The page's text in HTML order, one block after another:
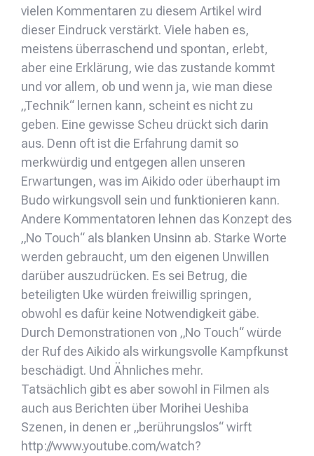
vielen Kommentaren zu diesem Artikel wird
dieser Eindruck verstärkt. Viele haben es,
meistens überraschend und spontan, erlebt,
aber eine Erklärung, wie das zustande kommt
und vor allem, ob und wenn ja, wie man diese
„Technik“ lernen kann, scheint es nicht zu
geben. Eine gewisse Scheu drückt sich darin
aus. Denn oft ist die Erfahrung damit so
merkwürdig und entgegen allen unseren
Erwartungen, was im Aikido oder überhaupt im
Budo wirkungsvoll sein und funktionieren kann.
Andere Kommentatoren lehnen das Konzept des
„No Touch“ als blanken Unsinn ab. Starke Worte
werden gebraucht, um den eigenen Unwillen
darüber auszudrücken. Es sei Betrug, die
beteiligten Uke würden freiwillig springen,
obwohl es dafür keine Notwendigkeit gäbe.
Durch Demonstrationen von „No Touch“ würde
der Ruf des Aikido als wirkungsvolle Kampfkunst
beschädigt. Und Ähnliches mehr.
Tatsächlich gibt es aber sowohl in Filmen als
auch aus Berichten über Morihei Ueshiba
Szenen, in denen er „berührungslos“ wirft
http://www.youtube.com/watch?